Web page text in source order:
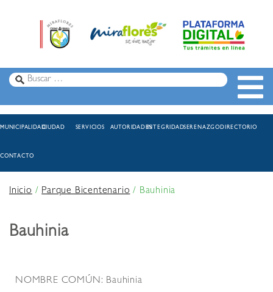
MUNICIPALIDADCIUDAD SERVICIOS AUTORIDADESINTEGRIDADSERENAZGODIRECTORIO
CONTACTO
Inicio/Parque Bicentenario/ Bauhinia
Bauhinia
NOMBRE COMÚN: Bauhinia